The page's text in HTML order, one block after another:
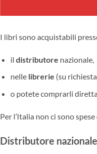
I libri sono acquistabili
il distributore nazionale,
nellelibrerie (su
o potete comprarli
Per l’Italia non ci sono
Distributore nazionale